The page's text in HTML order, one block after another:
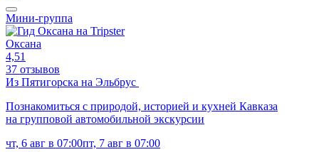
Мини-группа
Оксана
4,51
37 отзывов
Из Пятигорска на Эльбрус
Познакомиться с природой, историей и кухней Кавказа
на групповой автомобильной экскурсии
чт, 6 авг в 07:00пт, 7 авг в 07:00